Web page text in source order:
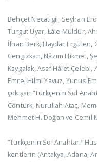
Behçet Necatigil, Seyhan
Turgut Uyar, Lâle Müldür,
İlhan Berk, Haydar Ergülen,
Cengizkan, Nâzım Hikmet,
Kaygalak, Asaf Hâlet
Emre, Hilmi Yavuz, Yunus
çok şair “Türkçenin Sol
Cöntürk, Nurullah Ataç,
Mehmet H. Doğan ve Cemil
“Türkçenin Sol Anahtarı”
kentlerin (Antakya, Adana,